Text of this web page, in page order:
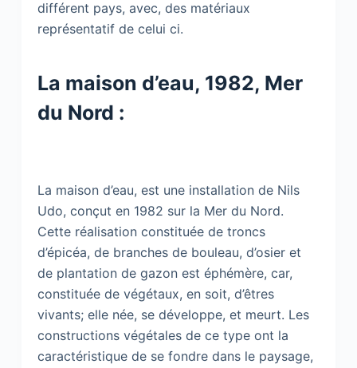
différent pays, avec, des matériaux
représentatif de celui ci.
La maison d’eau, 1982, Mer
du Nord :
La maison d’eau, est une installation de Nils
Udo, conçut en 1982 sur la Mer du Nord.
Cette réalisation constituée de troncs
d’épicéa, de branches de bouleau, d’osier et
de plantation de gazon est éphémère, car,
constituée de végétaux, en soit, d’êtres
vivants; elle née, se développe, et meurt. Les
constructions végétales de ce type ont la
caractéristique de se fondre dans le paysage,